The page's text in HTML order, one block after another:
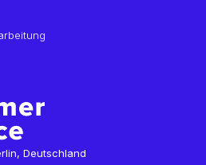
Deutschland